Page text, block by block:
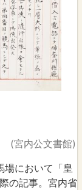
(宮内公文書館)
場において「皇
の記事。宮内省